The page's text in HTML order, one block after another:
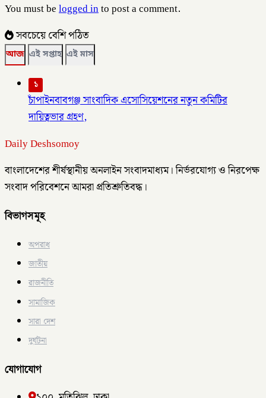
You must belogged into post a comment.
সবচেয়ে বেশি পঠিত
আজ এই সপ্তাহ এই মাস
১
চাঁপাইনবাবগঞ্জ সাংবাদিক এসোসিয়েশনের নতুন কমিটির
দায়িত্বভার গ্রহণ,
Daily Deshsomoy
বাংলাদেশের শীর্ষস্থানীয় অনলাইন সংবাদমাধ্যম। নির্ভরযোগ্য ও নিরপেক্ষ
সংবাদ পরিবেশনে আমরা প্রতিশ্রুতিবদ্ধ।
বিভাগসমূহ
অপরাধ
জাতীয়
রাজনীতি
সামাজিক
সারা দেশ
দুর্ঘটনা
যোগাযোগ